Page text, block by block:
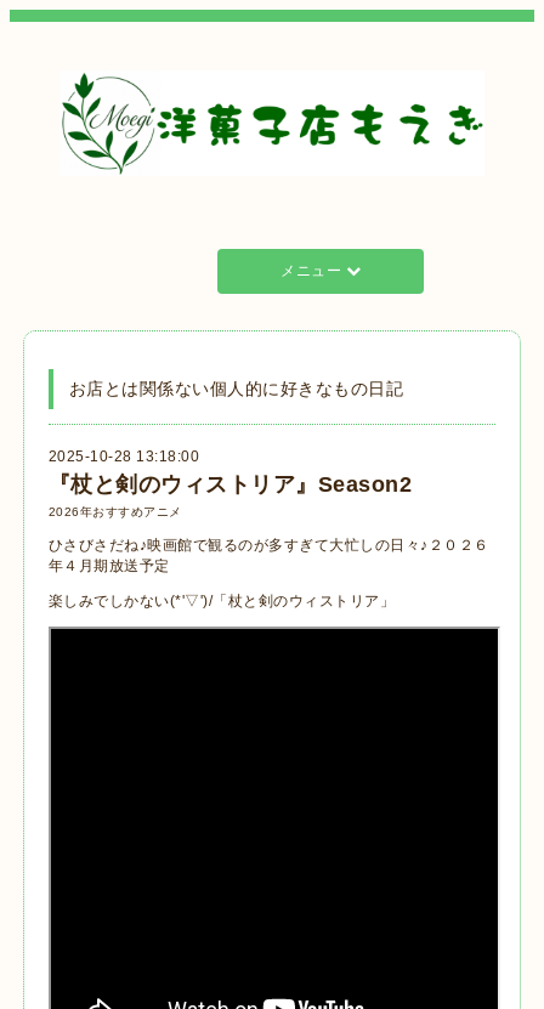
メニュー
お店とは関係ない個人的に好きなもの日記
2025-10-28 13:18:00
『杖と剣のウィストリア』Season2
2026年おすすめアニメ
ひさびさだね♪映画館で観るのが多すぎて大忙しの日々♪２０２６
年４月期放送予定
楽しみでしかない(*'▽')/「杖と剣のウィストリア」